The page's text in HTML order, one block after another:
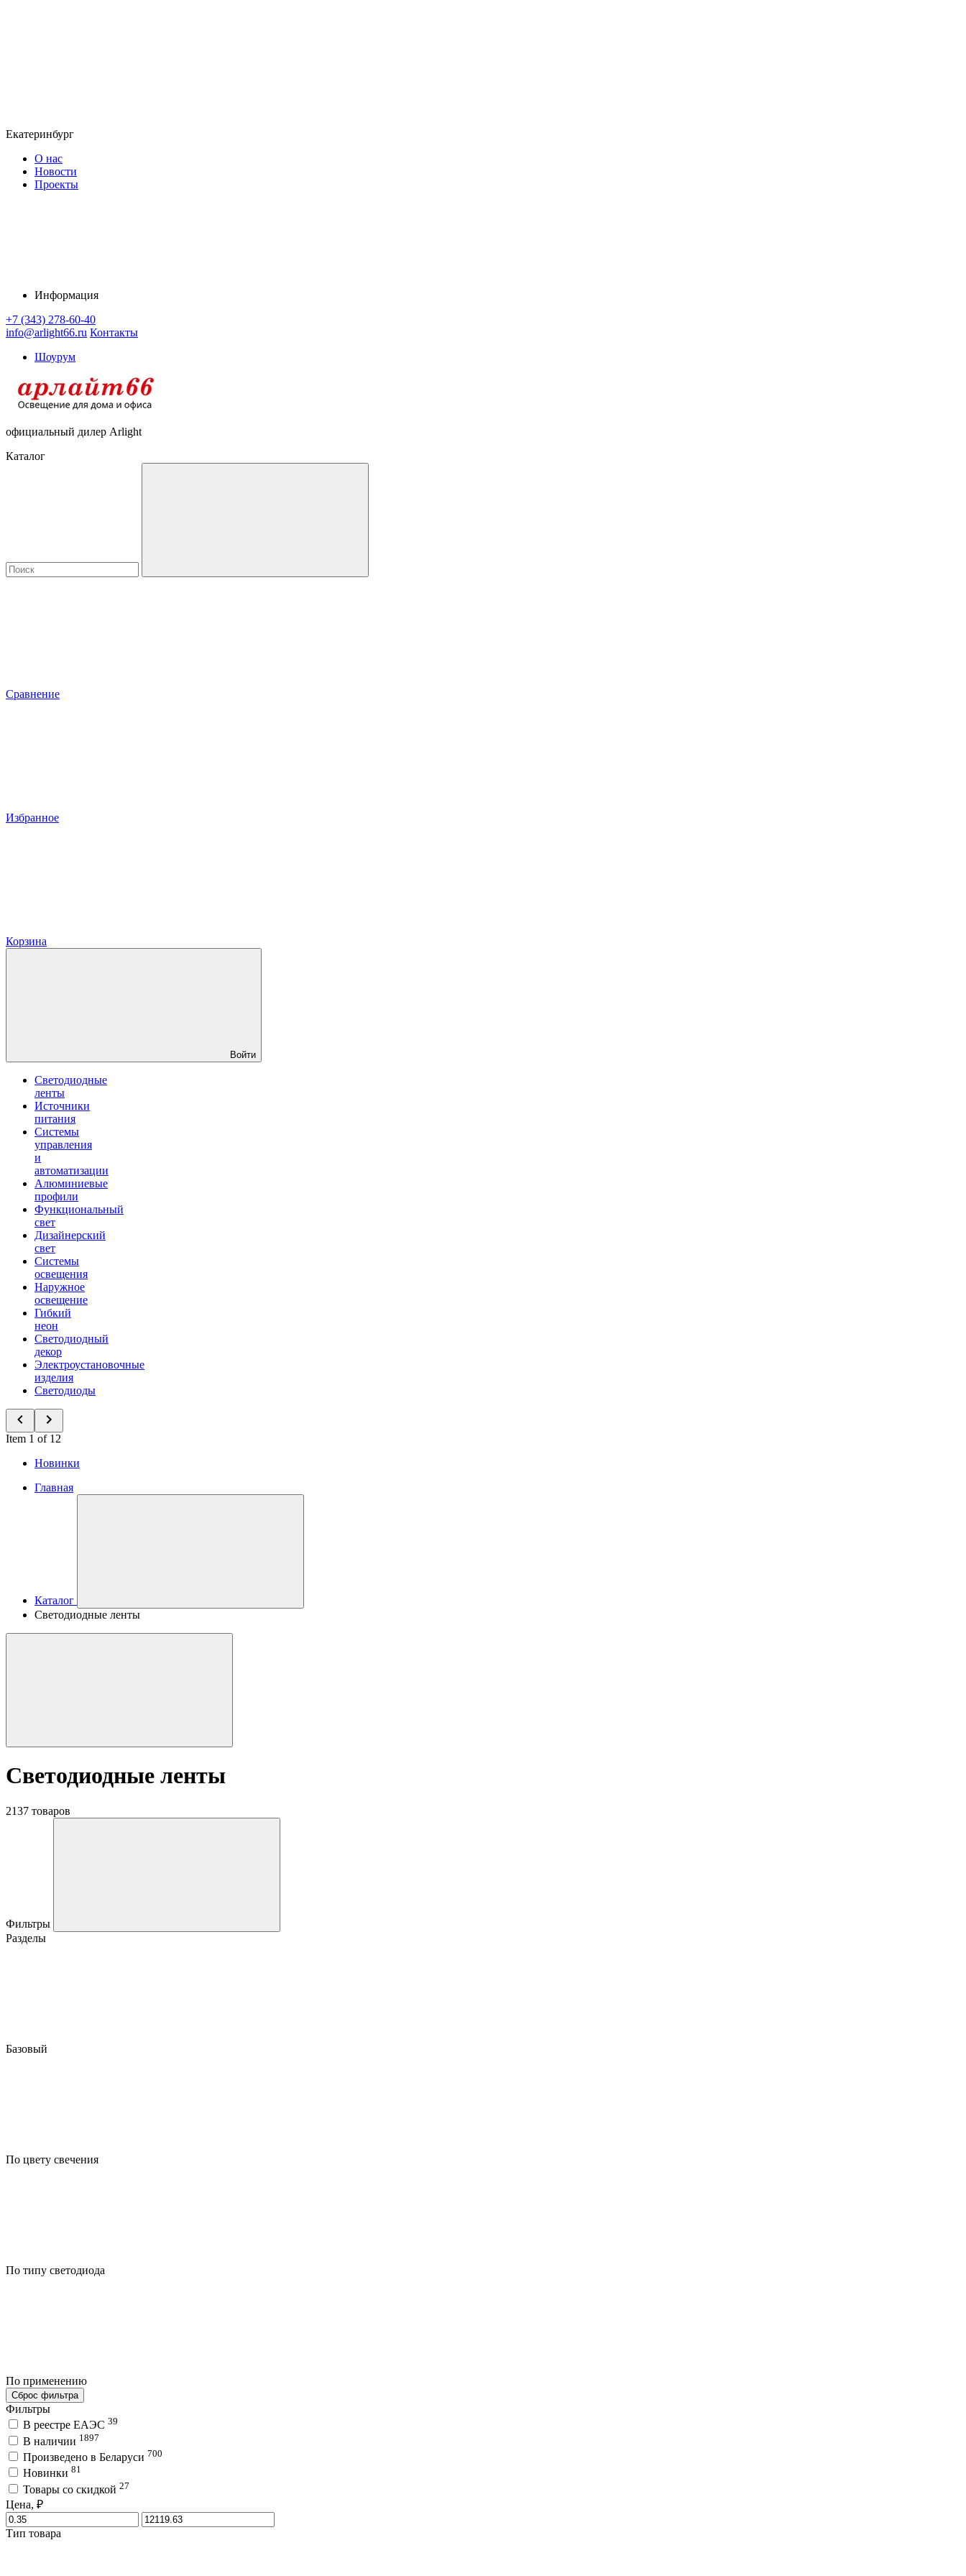
Екатеринбург
О нас
Новости
Проекты
Информация
+7 (343) 278-60-40
info@arlight66.ru Контакты
Шоурум
официальный дилер Arlight
Каталог
Сравнение
Избранное
Корзина
Войти
Светодиодные
ленты
Источники
питания
Системы
управления
и
автоматизации
Алюминиевые
профили
Функциональный
свет
Дизайнерский
свет
Системы
освещения
Наружное
освещение
Гибкий
неон
Светодиодный
декор
Электроустановочные
изделия
Светодиоды
Item 1 of 12
Новинки
Главная
Каталог
Светодиодные ленты
Светодиодные ленты
2137 товаров
Фильтры
Разделы
Базовый
По цвету свечения
По типу светодиода
По применению
Сброс фильтра
Фильтры
В реестре ЕАЭС 39
В наличии 1897
Произведено в Беларуси 700
Новинки 81
Товары со скидкой 27
Цена, ₽
Тип товара